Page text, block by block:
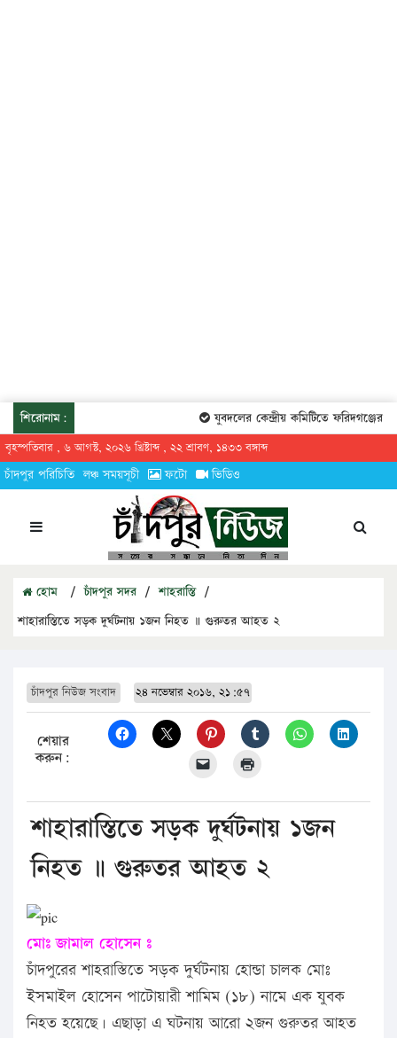
শিরোনাম: যুবদলের কেন্দ্রীয় কমিটিতে ফরিদগঞ্জের
বৃহস্পতিবার , ৬ আগস্ট, ২০২৬ খ্রিষ্টাব্দ , ২২ শ্রাবণ, ১৪৩৩ বঙ্গাব্দ
চাঁদপুর পরিচিতি লঞ্চ সময়সূচী ফটো ভিডিও
হোম / চাঁদপুর সদর / শাহরাস্তি /
শাহারাস্তিতে সড়ক দুর্ঘটনায় ১জন নিহত ॥ গুরুতর আহত ২
চাঁদপুর নিউজ সংবাদ ২৪ নভেম্বার ২০১৬, ২১:৫৭
শেয়ার
করুন:
শাহারাস্তিতে সড়ক দুর্ঘটনায় ১জন
নিহত ॥ গুরুতর আহত ২
মোঃ জামাল হোসেন ঃ
চাঁদপুরের শাহরাস্তিতে সড়ক দুর্ঘটনায় হোন্ডা চালক মোঃ
ইসমাইল হোসেন পাটোয়ারী শামিম (১৮) নামে এক যুবক
নিহত হয়েছে। এছাড়া এ ঘটনায় আরো ২জন গুরুতর আহত